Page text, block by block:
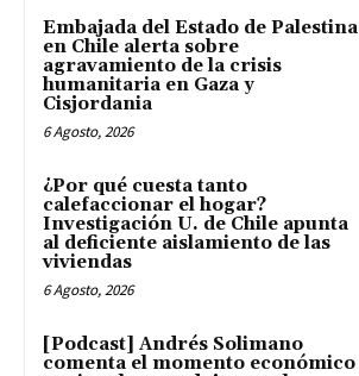
Embajada del Estado de Palestina
en Chile alerta sobre
agravamiento de la crisis
humanitaria en Gaza y
Cisjordania
6 Agosto, 2026
¿Por qué cuesta tanto
calefaccionar el hogar?
Investigación U. de Chile apunta
al deficiente aislamiento de las
viviendas
6 Agosto, 2026
[Podcast] Andrés Solimano
comenta el momento económico